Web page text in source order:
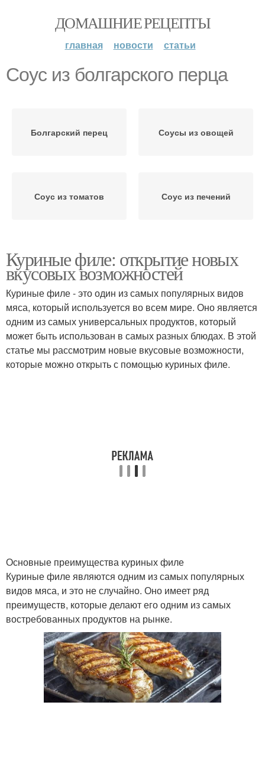
ДОМАШНИЕ РЕЦЕПТЫ
главная новости статьи
Соус из болгарского перца
Болгарский перец Соусы из овощей
Соус из томатов Соус из печений
Куриные филе: открытие новых
вкусовых возможностей
Куриные филе - это один из самых популярных видов
мяса, который используется во всем мире. Оно является
одним из самых универсальных продуктов, который
может быть использован в самых разных блюдах. В этой
статье мы рассмотрим новые вкусовые возможности,
которые можно открыть с помощью куриных филе.
Основные преимущества куриных филе
Куриные филе являются одним из самых популярных
видов мяса, и это не случайно. Оно имеет ряд
преимуществ, которые делают его одним из самых
востребованных продуктов на рынке.